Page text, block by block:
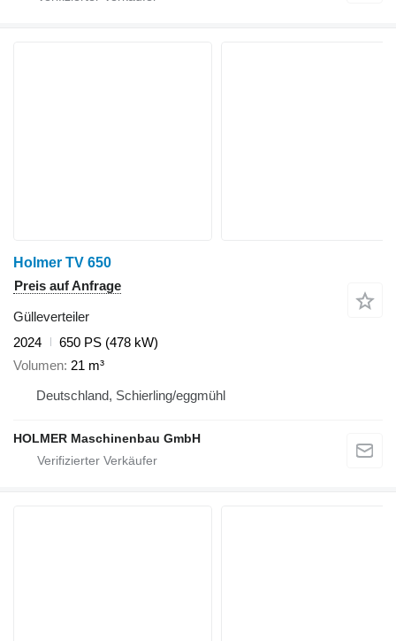
Holmer TV 650
Preis auf Anfrage
Gülleverteiler
2024
650 PS (478 kW)
Volumen 21 m³
Deutschland, Schierling/eggmühl
HOLMER Maschinenbau GmbH